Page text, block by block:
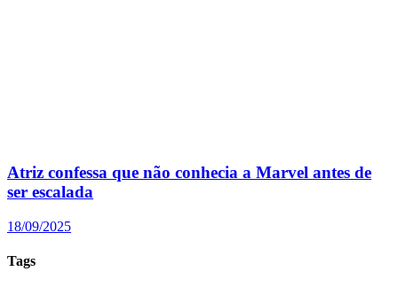
Atriz confessa que não conhecia a Marvel antes de
ser escalada
18/09/2025
Tags